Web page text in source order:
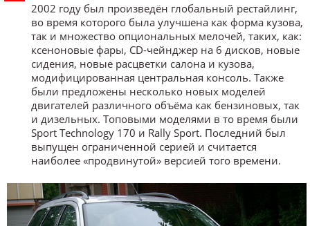
2002 году был произведён глобальный рестайлинг,
во время которого была улучшена как форма кузова,
так и множество опциональных мелочей, таких, как:
ксеноновые фары, CD-чейнджер на 6 дисков, новые
сидения, новые расцветки салона и кузова,
модифицированная центральная консоль. Также
были предложены несколько новых моделей
двигателей различного объёма как бензиновых, так
и дизельных. Топовыми моделями в то время были
Sport Technology 170 и Rally Sport. Последний был
выпущен ограниченной серией и считается
наиболее «продвинутой» версией того времени.